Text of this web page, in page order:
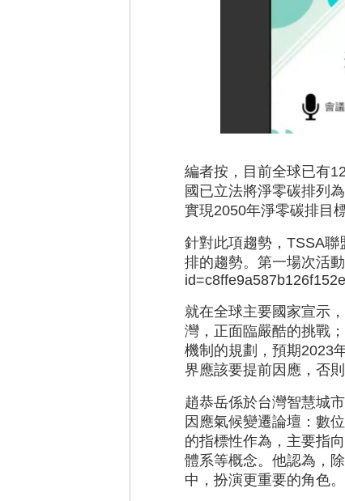
編者按，目前全球已有
國已立法將淨零碳排列
實現2050年淨零碳排目
針對此項趨勢，TSSA
排的趨勢。第一場次活動
就在全球主要國家宣示
灣，正面臨嚴酷的挑戰
機制的規劃，預期2023
界應該要提前因應，否
趙恭岳係於台灣智慧城
因應氣候變遷論壇：數
的指標性作為，主要指
體系等概念。他認為，
中，扮演更重要的角色。